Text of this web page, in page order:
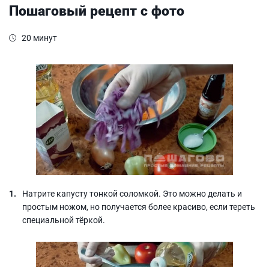
Пошаговый рецепт с фото
20 минут
Натрите капусту тонкой соломкой. Это можно делать и
простым ножом, но получается более красиво, если тереть
специальной тёркой.